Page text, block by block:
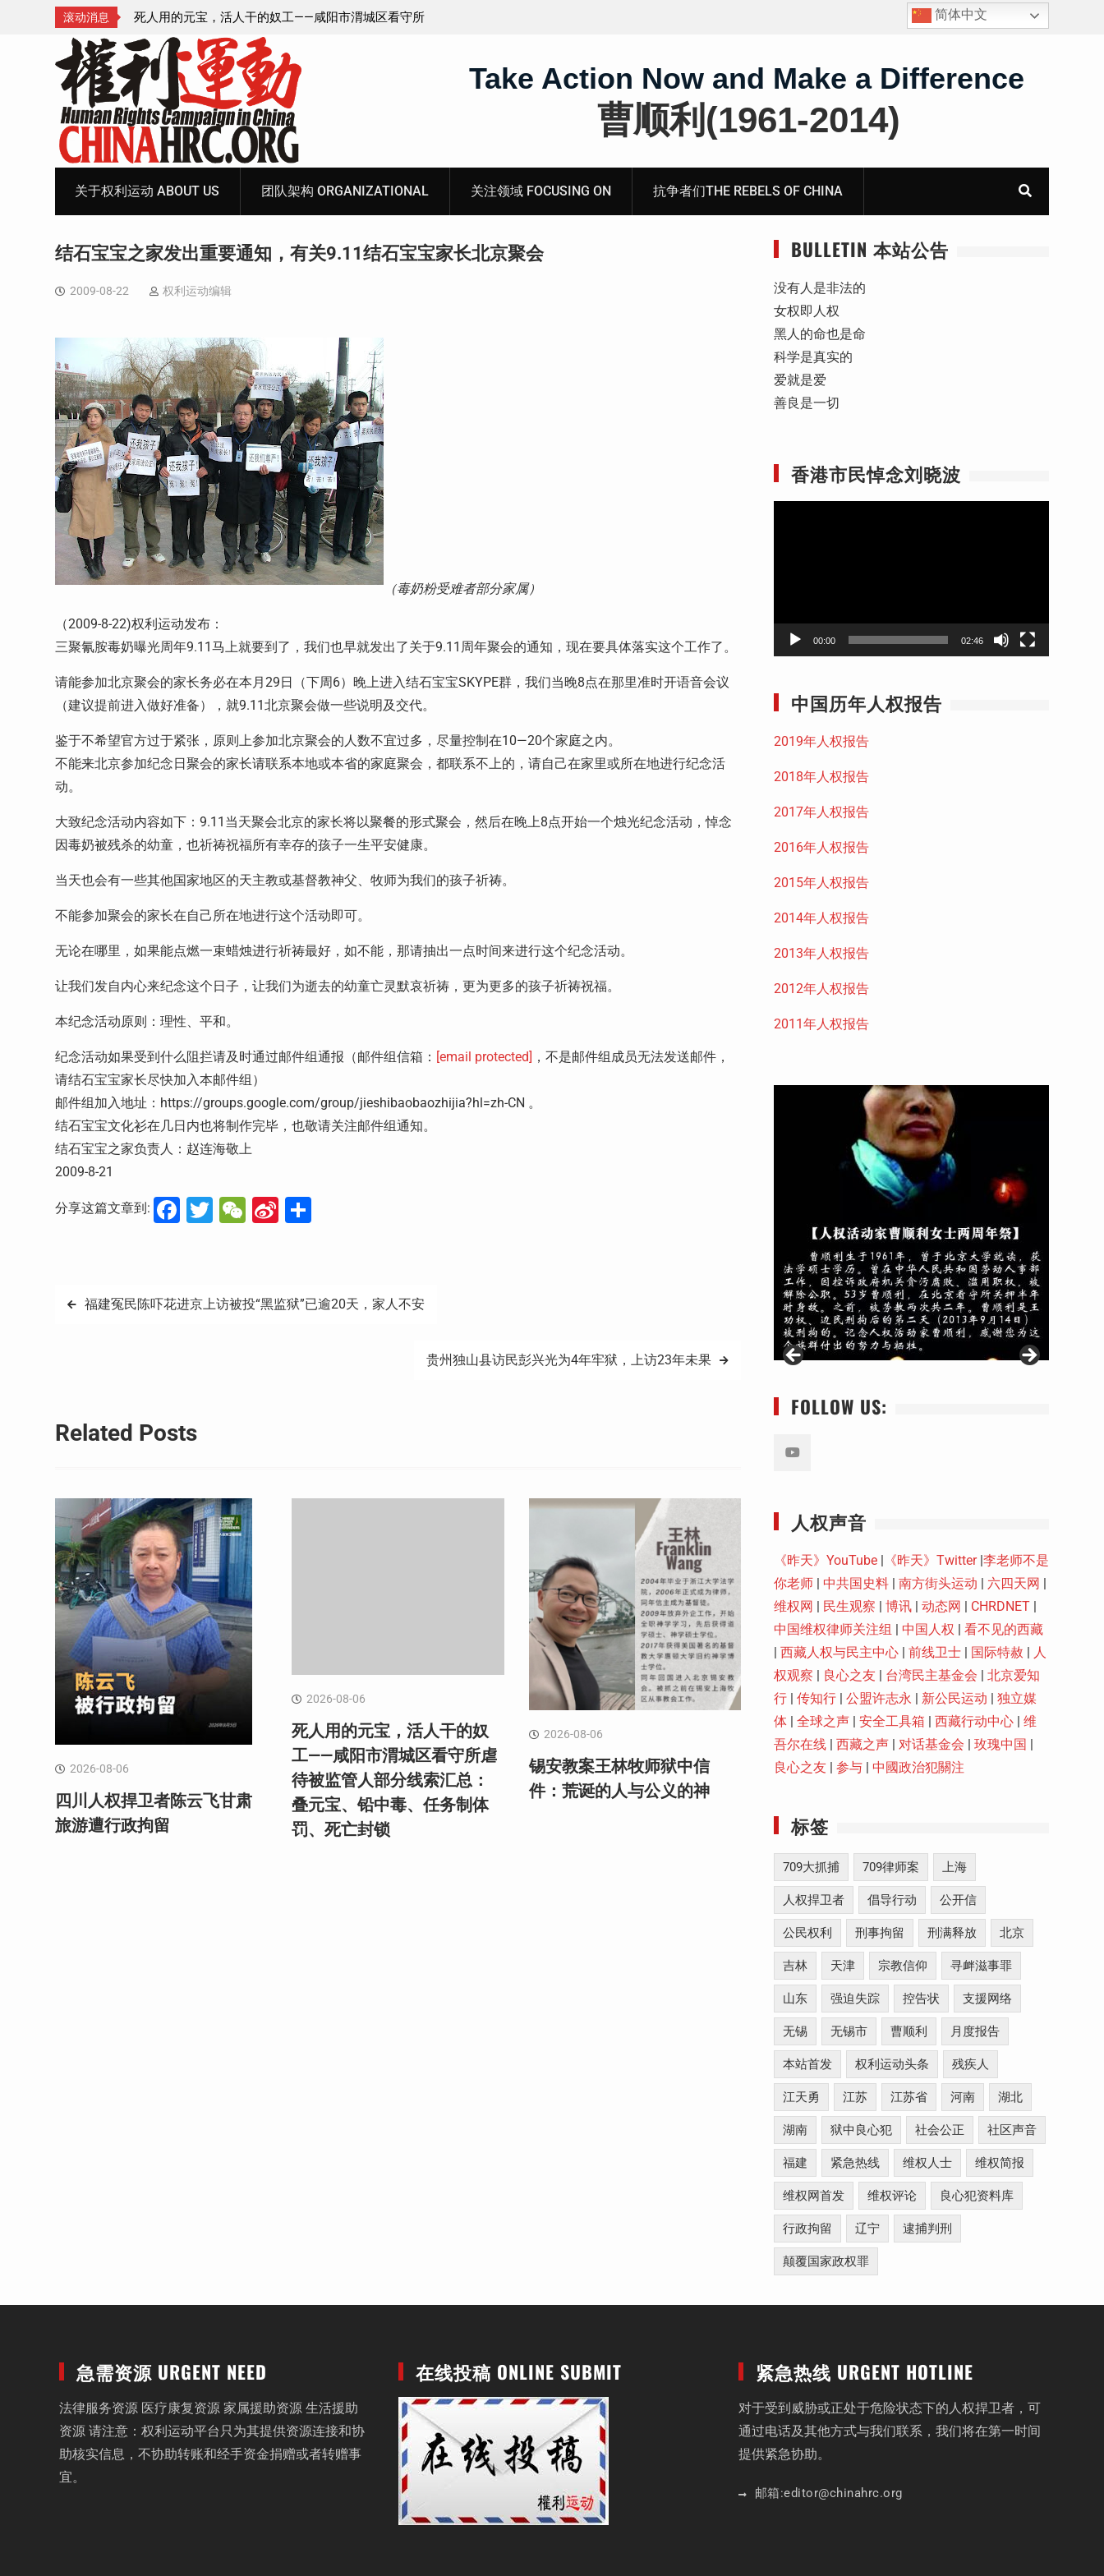
滚动消息
阳市渭城区看守所
宝、铅中毒、任务制
锡安教案王林牧师狱中信件：荒诞的人与公义的神 四川人权捍卫者陈云飞甘肃旅游遭行政拘留
简体中文
Take Action Now and Make a Difference
曹顺利(1961-2014)
关于权利运动 ABOUT US 团队架构 ORGANIZATIONAL 关注领域 FOCUSING ON 抗争者们THE REBELS OF CHINA
结石宝宝之家发出重要通知，有关9.11结石宝宝家长北京聚会
2009-08-22 权利运动编辑
（毒奶粉受难者部分家属）
（2009-8-22)权利运动发布：
三聚氰胺毒奶曝光周年9.11马上就要到了，我们也早就发出了关于9.11周年聚会的通知，现在要具体落实这个工作了。
请能参加北京聚会的家长务必在本月29日（下周6）晚上进入结石宝宝SKYPE群，我们当晚8点在那里准时开语音会议
（建议提前进入做好准备），就9.11北京聚会做一些说明及交代。
鉴于不希望官方过于紧张，原则上参加北京聚会的人数不宜过多，尽量控制在10—20个家庭之内。
不能来北京参加纪念日聚会的家长请联系本地或本省的家庭聚会，都联系不上的，请自己在家里或所在地进行纪念活
动。
大致纪念活动内容如下：9.11当天聚会北京的家长将以聚餐的形式聚会，然后在晚上8点开始一个烛光纪念活动，悼念
因毒奶被残杀的幼童，也祈祷祝福所有幸存的孩子一生平安健康。
当天也会有一些其他国家地区的天主教或基督教神父、牧师为我们的孩子祈祷。
不能参加聚会的家长在自己所在地进行这个活动即可。
无论在哪里，如果能点燃一束蜡烛进行祈祷最好，如不能，那请抽出一点时间来进行这个纪念活动。
让我们发自内心来纪念这个日子，让我们为逝去的幼童亡灵默哀祈祷，更为更多的孩子祈祷祝福。
本纪念活动原则：理性、平和。
纪念活动如果受到什么阻拦请及时通过邮件组通报（邮件组信箱： [email protected] ，不是邮件组成员无法发送邮件，
请结石宝宝家长尽快加入本邮件组）
邮件组加入地址：https://groups.google.com/group/jieshibaobaozhijia?hl=zh-CN 。
结石宝宝文化衫在几日内也将制作完毕，也敬请关注邮件组通知。
结石宝宝之家负责人：赵连海敬上
2009-8-21
分享这篇文章到: Facebook
Twitter
WeChat
Sina
文 福建冤民陈吓花进京上访被投“黑监狱”已逾20天，家人不安
贵州独山县访民彭兴光为4年牢狱，上访23年未果
Related Posts
2026-08-06
四川人权捍卫者陈云飞甘肃
旅游遭行政拘留
2026-08-06
死人用的元宝，活人干的奴
工——咸阳市渭城区看守所虐
待被监管人部分线索汇总：
叠元宝、铅中毒、任务制体
罚、死亡封锁
2026-08-06
锡安教案王林牧师狱中信
件：荒诞的人与公义的神
BULLETIN 本站公告
没有人是非法的
女权即人权
黑人的命也是命
科学是真实的
爱就是爱
善良是一切
香港市民悼念刘晓波
00:00 02:46
中国历年人权报告
2019年人权报告
2018年人权报告
2017年人权报告
2016年人权报告
2015年人权报告
2014年人权报告
2013年人权报告
2012年人权报告
2011年人权报告
FOLLOW US:
人权声音
《昨天》YouTube | 《昨天》Twitter|李老师不是
你老师 | 中共国史料 | 南方街头运动 | 六四天网 |
维权网 | 民生观察 | 博讯 | 动态网 | CHRDNET |
中国维权律师关注组 | 中国人权 | 看不见的西藏
| 西藏人权与民主中心 | 前线卫士 | 国际特赦 | 人
权观察 | 良心之友 | 台湾民主基金会 | 北京爱知
行 | 传知行 | 公盟许志永 | 新公民运动 | 独立媒
体 | 全球之声 | 安全工具箱 | 西藏行动中心 | 维
吾尔在线 | 西藏之声 | 对话基金会 | 玫瑰中国 |
良心之友 | 参与 | 中國政治犯關注
标签
709大抓捕 709律师案 上海
人权捍卫者 倡导行动 公开信
公民权利 刑事拘留 刑满释放 北京
吉林 天津 宗教信仰 寻衅滋事罪
山东 强迫失踪 控告状 支援网络
无锡 无锡市 曹顺利 月度报告
本站首发 权利运动头条 残疾人
江天勇 江苏 江苏省 河南 湖北
湖南 狱中良心犯 社会公正 社区声音
福建 紧急热线 维权人士 维权简报
维权网首发 维权评论 良心犯资料库
行政拘留 辽宁 逮捕判刑
颠覆国家政权罪
急需资源 URGENT NEED
法律服务资源 医疗康复资源 家属援助资源 生活援助
资源 请注意：权利运动平台只为其提供资源连接和协
助核实信息，不协助转账和经手资金捐赠或者转赠事
宜。
在线投稿 ONLINE SUBMIT 紧急热线 URGENT HOTLINE
对于受到威胁或正处于危险状态下的人权捍卫者，可
通过电话及其他方式与我们联系，我们将在第一时间
提供紧急协助。
邮箱:editor@chinahrc.org